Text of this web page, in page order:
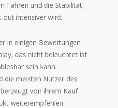
Fahren und die Stabilität,
out intensiver wird.
in einigen Bewertungen
das nicht beleuchtet ist
sein kann.
die meisten Nutzer des
von ihrem Kauf
weiterempfehlen.